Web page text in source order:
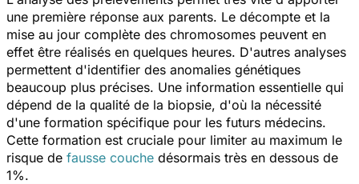
une première réponse aux parents. Le décompte et la
mise au jour complète des chromosomes peuvent en
effet être réalisés en quelques heures. D'autres analyses
permettent d'identifier des anomalies génétiques
beaucoup plus précises. Une information essentielle qui
dépend de la qualité de la biopsie, d'où la nécessité
d'une formation spécifique pour les futurs médecins.
Cette formation est cruciale pour limiter au maximum le
risque de fausse couche désormais très en dessous de
1%.